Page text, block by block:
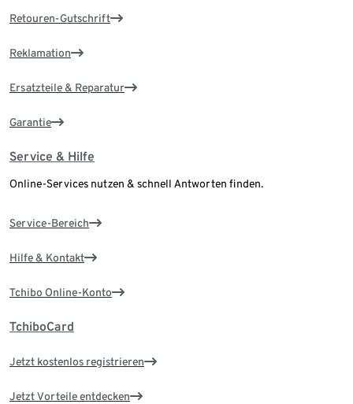
Retouren-Gutschrift
Reklamation
Ersatzteile & Reparatur
Garantie
Service & Hilfe
Online-Services nutzen & schnell Antworten finden.
Service-Bereich
Hilfe & Kontakt
Tchibo Online-Konto
TchiboCard
Jetzt kostenlos registrieren
Jetzt Vorteile entdecken